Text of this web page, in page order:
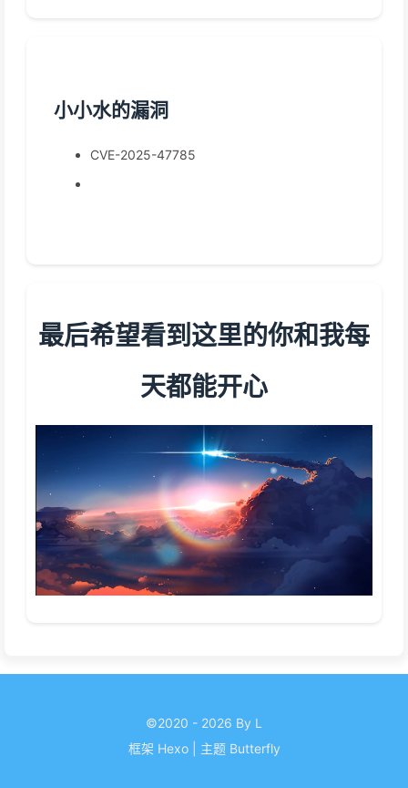
小小水的漏洞
CVE-2025-47785
最后希望看到这里的你和我每
天都能开心
©2020 - 2026 By L
框架 Hexo 主题 Butterfly